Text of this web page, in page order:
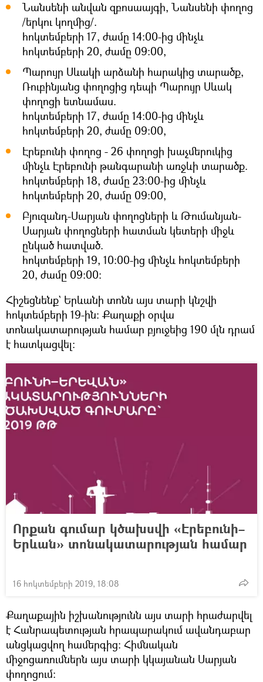
Նանսենի անվան զբոսաայգի, Նանսենի փողոց
/երկու կողմից/.
հոկտեմբերի 17, ժամը 14:00-ից մինչև
հոկտեմբերի 20, ժամը 09:00,
Պարույր Սևակի արձանի հարակից տարածք,
Ռուբինյանց փողոցից դեպի Պարույր Սևակ
փողոցի ետնամաս.
հոկտեմբերի 17, ժամը 14:00-ից մինչև
հոկտեմբերի 20, ժամը 09:00,
Էրեբունի փողոց - 26 փողոցի խաչմերուկից
մինչև Էրեբունի թանգարանի առջևի տարածք.
հոկտեմբերի 18, ժամը 23:00-ից մինչև
հոկտեմբերի 20, ժամը 09:00,
Բյուզանդ-Սարյան փողոցների և Թումանյան-
Սարյան փողոցների հատման կետերի միջև
ընկած հատված.
հոկտեմբերի 19, 10:00-ից մինչև հոկտեմբերի
20, ժամը 09:00։
Հիշեցնենք` Երևանի տոնն այս տարի կնշվի
հոկտեմբերի 19-ին։ Քաղաքի օրվա
տոնակատարության համար բյուջեից 190 մլն դրամ
է հատկացվել։
Որքան գումար կծախսվի «Էրեբունի–
Երևան» տոնակատարության համար
16 հոկտեմբերի 2019, 18:08
Քաղաքային իշխանությունն այս տարի հրաժարվել
է Հանրապետության հրապարակում ավանդաբար
անցկացվող համերգից։ Հիմնական
միջոցառումներն այս տարի կկայանան Սարյան
փողոցում։